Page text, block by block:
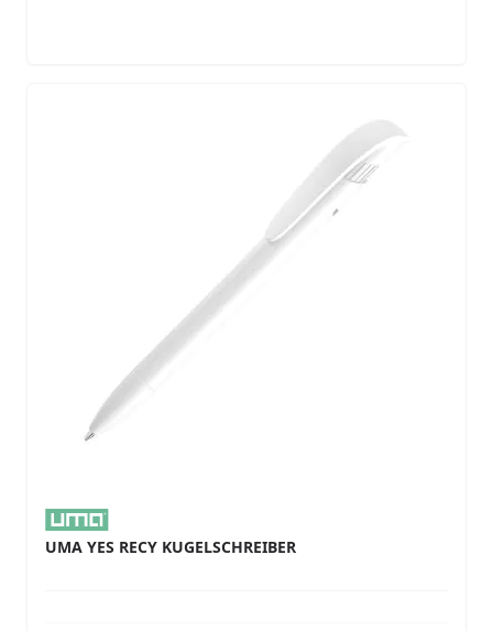
UMA YES RECY KUGELSCHREIBER